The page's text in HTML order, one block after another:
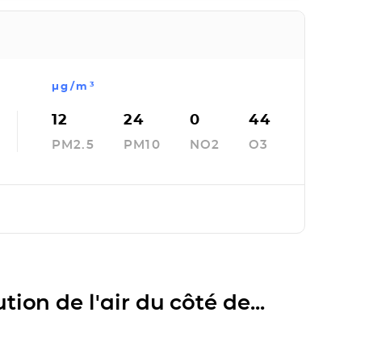
µg/m³
12
PM2.5
24
PM10
0
NO2
44
O3
de l'air du côté de...